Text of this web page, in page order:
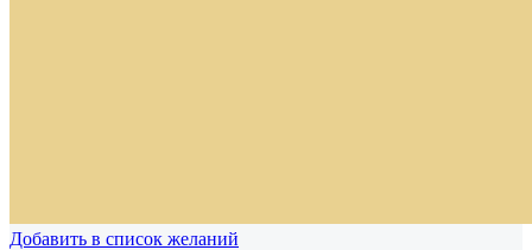
Добавить в список желаний